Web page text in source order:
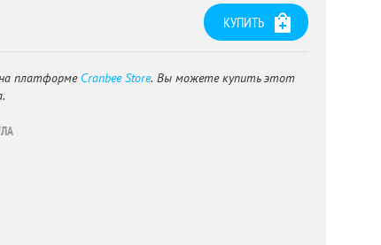
КУПИТЬ
платформе Cranbee Store. Вы можете купить этот